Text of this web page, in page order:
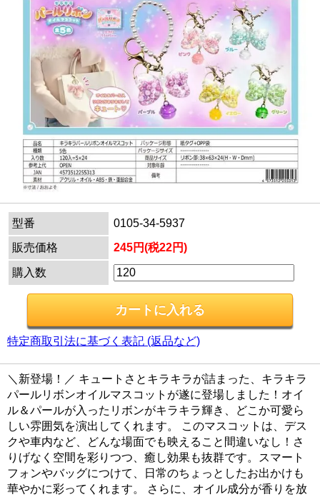
型番
0105-34-5937
販売価格
245円(税22円)
購入数
特定商取引法に基づく表記 (返品など)
＼新登場！／ キュートさとキラキラが詰まった、キラキラ
パールリボンオイルマスコットが遂に登場しました！オイ
ル＆パールが入ったリボンがキラキラ輝き、どこか可愛ら
しい雰囲気を演出してくれます。 このマスコットは、デス
クや車内など、どんな場面でも映えること間違いなし！さ
りげなく空間を彩りつつ、癒し効果も抜群です。スマート
フォンやバッグにつけて、日常のちょっとしたお出かけも
華やかに彩ってくれます。 さらに、オイル成分が香りを放